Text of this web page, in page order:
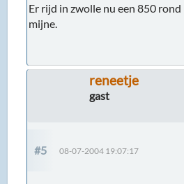
Er rijd in zwolle nu een 850
mijne.
reneetje
gast
#5 08-07-2004 19:07:17